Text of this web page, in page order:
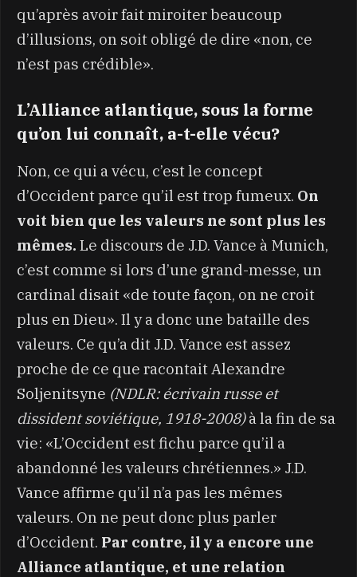
qu’après avoir fait miroiter beaucoup
d’illusions, on soit obligé de dire «non, ce
n’est pas crédible».
L’Alliance atlantique, sous la forme
qu’on lui connaît, a-t-elle vécu?
Non, ce qui a vécu, c’est le concept
d’Occident parce qu’il est trop fumeux. On
voit bien que les valeurs ne sont plus les
mêmes. Le discours de J.D. Vance à Munich,
c’est comme si lors d’une grand-messe, un
cardinal disait «de toute façon, on ne croit
plus en Dieu». Il y a donc une bataille des
valeurs. Ce qu’a dit J.D. Vance est assez
proche de ce que racontait Alexandre
Soljenitsyne (NDLR: écrivain russe et
dissident soviétique, 1918-2008)à la fin de sa
vie: «L’Occident est fichu parce qu’il a
abandonné les valeurs chrétiennes.» J.D.
Vance affirme qu’il n’a pas les mêmes
valeurs. On ne peut donc plus parler
d’Occident. Par contre, il y a encore une
Alliance atlantique, et une relation